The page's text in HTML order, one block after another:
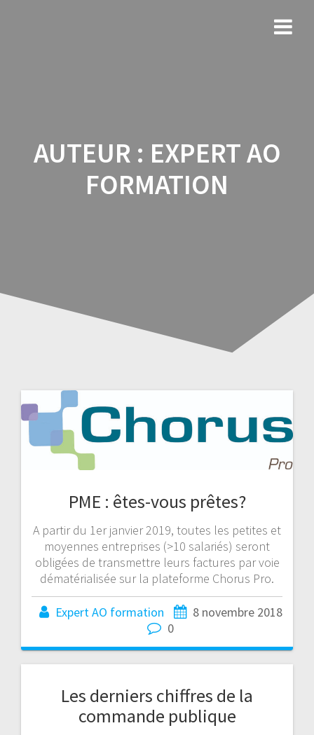
AUTEUR : EXPERT AO
FORMATION
PME : êtes-vous prêtes?
A partir du 1er janvier 2019, toutes les petites et
moyennes entreprises (>10 salariés) seront
obligées de transmettre leurs factures par voie
dématérialisée sur la plateforme Chorus Pro.
Expert AO formation
8 novembre 2018
0
Les derniers chiffres de la
commande publique